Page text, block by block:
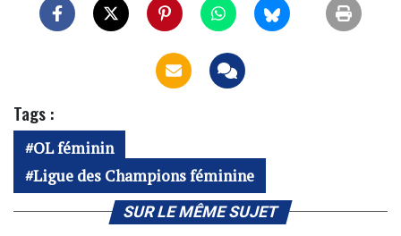
Tags :
OL féminin
Ligue des Champions féminine
SUR LE MÊME SUJET